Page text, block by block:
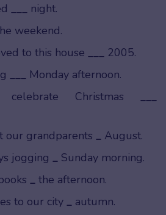
___ night.
weekend.
to this house ___ 2005.
___ Monday afternoon.
Christmas ___
our grandparents _ August.
jogging _ Sunday morning.
_ the afternoon.
to our city _ autumn.